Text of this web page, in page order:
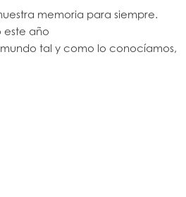
memoria para siempre.
este año
tal y como lo conocíamos,